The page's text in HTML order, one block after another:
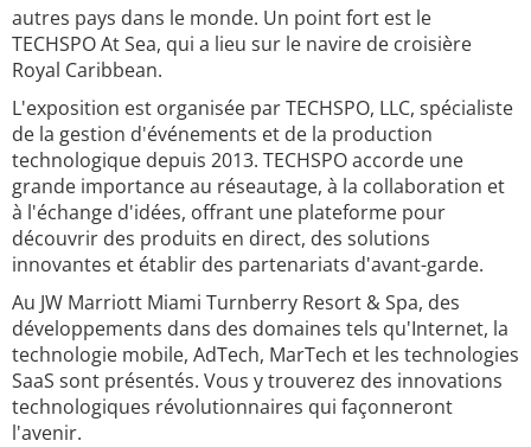
autres pays dans le monde. Un point fort est le
TECHSPO At Sea, qui a lieu sur le navire de croisière
Royal Caribbean.
L'exposition est organisée par TECHSPO, LLC, spécialiste
de la gestion d'événements et de la production
technologique depuis 2013. TECHSPO accorde une
grande importance au réseautage, à la collaboration et
à l'échange d'idées, offrant une plateforme pour
découvrir des produits en direct, des solutions
innovantes et établir des partenariats d'avant-garde.
Au JW Marriott Miami Turnberry Resort & Spa, des
développements dans des domaines tels qu'Internet, la
technologie mobile, AdTech, MarTech et les technologies
SaaS sont présentés. Vous y trouverez des innovations
technologiques révolutionnaires qui façonneront
l'avenir.